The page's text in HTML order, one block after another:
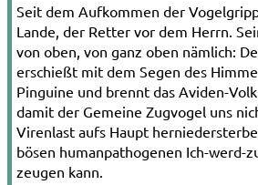
Seit dem Aufkommen der
Lande, der Retter vor dem Herrn.
von oben, von ganz oben nämlich:
erschießt mit dem Segen des
Pinguine und brennt das Avi­den-­
damit der Gemeine Zugvogel uns
Viren­last aufs Haupt
bösen humanpathogenen Ich­-werd­-
zeugen kann.